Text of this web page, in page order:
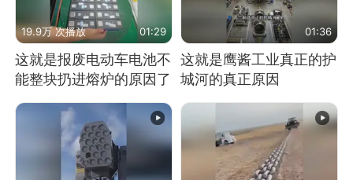
19.9万 次播放 01:29
这就是报废电动车电池不
能整块扔进熔炉的原因了
01:36
这就是鹰酱工业真正的护
城河的真正原因